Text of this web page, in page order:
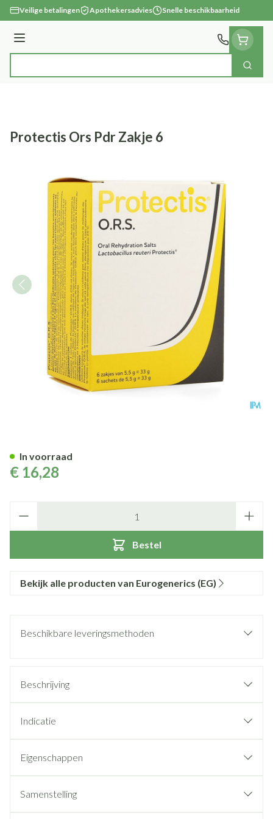
Ga naar de inhoud
Veilige betalingen Apothekersadvies Snelle beschikbaarheid
Menu
Zoek
Protectis Ors Pdr Zakje 6
€ 16,28
Bestel
In voorraad
Bekijk alle producten van Eurogenerics (EG)
Beschikbare leveringsmethoden
Beschrijving
Indicatie
Eigenschappen
Samenstelling